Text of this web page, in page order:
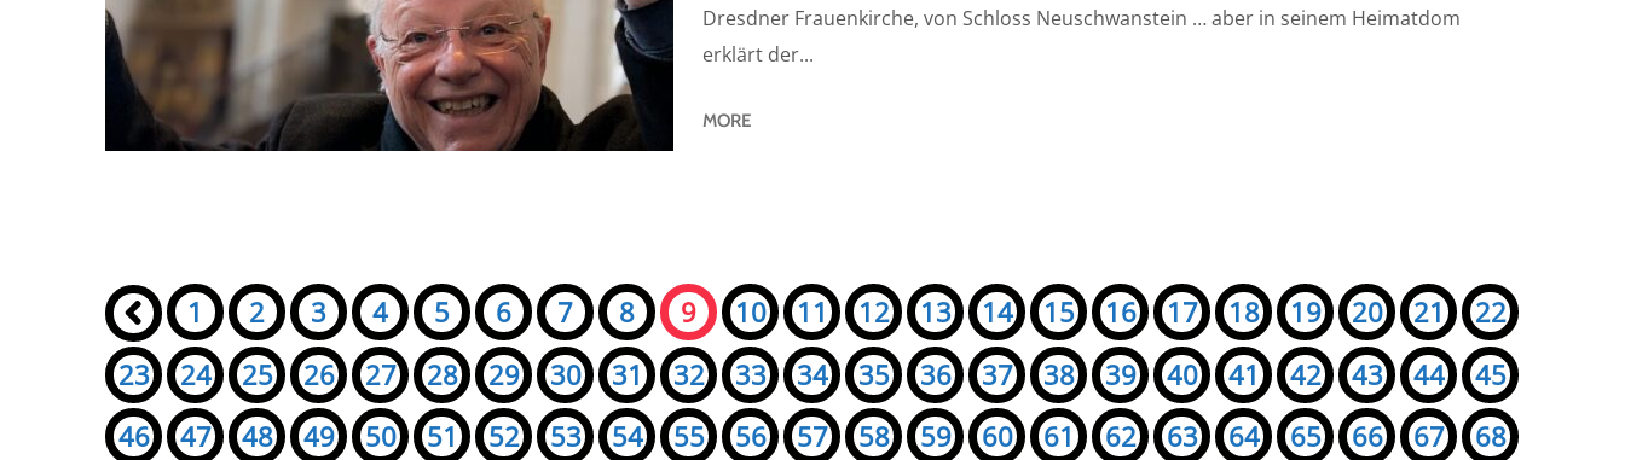
Dresdner Frauenkirche, von Schloss Neuschwanstein … aber in seinem Heimatdom
erklärt der...
MORE
Seiten:
« 1 2 3 4 5 6 7 8 9 10 11 12 13 14 15 16 17 18 19 20 21
22
23
24 25 26 27 28 29 30 31 32 33 34 35 36 37 38 39 40 41 42 43 44
45
46
47 48 49 50 51 52 53 54 55 56 57 58 59 60 61 62 63 64 65 66 67
68